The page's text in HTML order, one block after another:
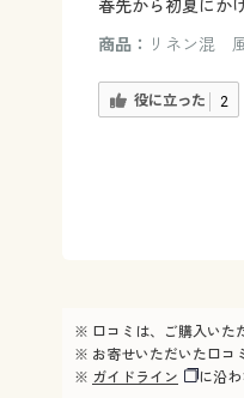
春先から初夏にか
商品： リネン混
役に立った 2
※ 口コミは、ご購入いた
※ お寄せいただいた口コ
※ ガイドライン に沿